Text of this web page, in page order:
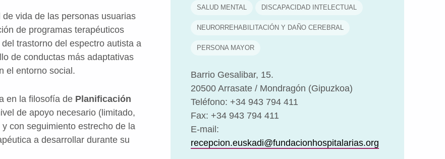
vida de las personas usuarias
de programas terapéuticos
trastorno del espectro autista a
de conductas más adaptativas
el entorno social.
en la filosofía de Planificación
de apoyo necesario (limitado,
con seguimiento estrecho de la
a desarrollar durante su
SALUD MENTAL DISCAPACIDAD INTELECTUAL
NEURORREHABILITACIÓN Y DAÑO CEREBRAL
PERSONA MAYOR
Barrio Gesalibar, 15.
20500 Arrasate / Mondragón (Gipuzkoa)
Teléfono: +34 943 794 411
Fax: +34 943 794 411
E-mail:
recepcion.euskadi@fundacionhospitalarias.org